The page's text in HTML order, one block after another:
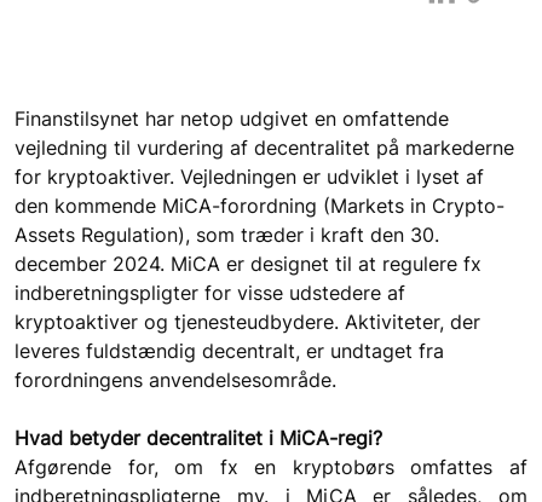
Finanstilsynet har netop udgivet en omfattende
vejledning til vurdering af decentralitet på markederne
for kryptoaktiver. Vejledningen er udviklet i lyset af
den kommende MiCA-forordning (Markets in Crypto-
Assets Regulation), som træder i kraft den 30.
december 2024. MiCA er designet til at regulere fx
indberetningspligter for visse udstedere af
kryptoaktiver og tjenesteudbydere. Aktiviteter, der
leveres fuldstændig decentralt, er undtaget fra
forordningens anvendelsesområde.
Hvad betyder decentralitet i MiCA-regi?
Afgørende for, om fx en kryptobørs omfattes af
indberetningspligterne mv. i MiCA er således, om